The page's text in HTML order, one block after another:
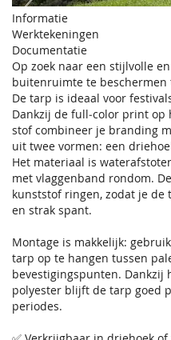
Informatie
Werktekeningen
Documentatie
Op zoek naar een stijlvolle
buitenruimte te beschermen
De tarp is ideaal voor
Dankzij de full‑color print op
stof combineer je branding
uit twee vormen: een
Het materiaal is
met vlaggenband rondom.
kunststof ringen, zodat je de
en strak spant.
Montage is makkelijk:
tarp op te hangen tussen
bevestigingspunten. Dankzij
polyester blijft de tarp goed
periodes.